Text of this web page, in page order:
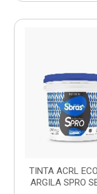
TINTA ACRL
ARGILA SPRO